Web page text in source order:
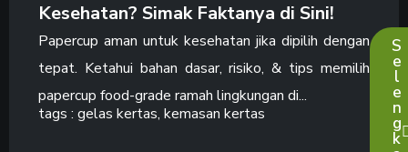
Kesehatan? Simak Faktanya di Sini!
Papercup aman untuk kesehatan jika dipilih dengan
tepat. Ketahui bahan dasar, risiko, & tips memilih
papercup food-grade ramah lingkungan di...
tags : gelas kertas, kemasan kertas
S
e
l
e
n
g
k